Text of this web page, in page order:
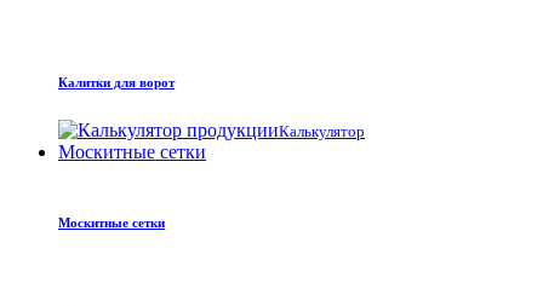
Калитки для ворот
Калькулятор
Москитные сетки
Москитные сетки